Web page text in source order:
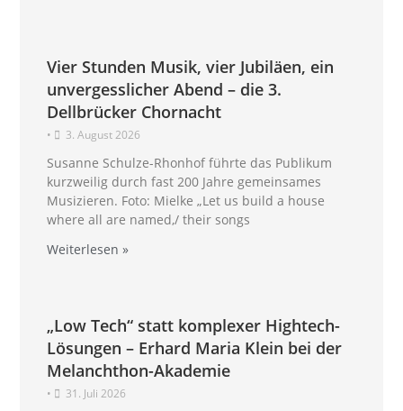
Vier Stunden Musik, vier Jubiläen, ein
unvergesslicher Abend – die 3.
Dellbrücker Chornacht
• 3. August 2026
Susanne Schulze-Rhonhof führte das Publikum
kurzweilig durch fast 200 Jahre gemeinsames
Musizieren. Foto: Mielke „Let us build a house
where all are named,/ their songs
Weiterlesen »
„Low Tech“ statt komplexer Hightech-
Lösungen – Erhard Maria Klein bei der
Melanchthon-Akademie
• 31. Juli 2026